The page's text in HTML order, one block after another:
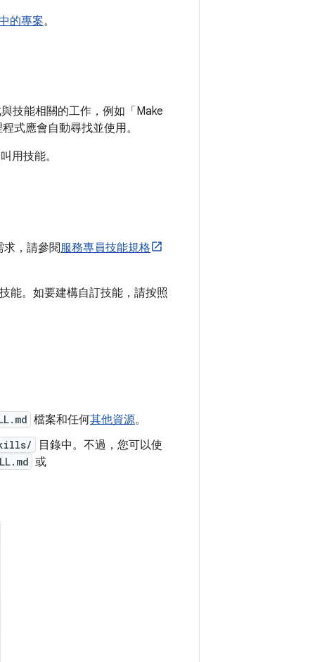
的專案。
技能相關的工作，例如「Make
式應會自動尋找並使用。
用技能。
，請參閱服務專員技能規格
能。如要建構自訂技能，請按照
檔案和任何其他資源。
目錄中。不過，您可以使
或